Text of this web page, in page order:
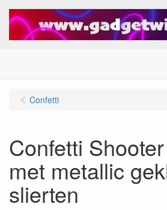
Confetti
Confetti
met metallic
slierten